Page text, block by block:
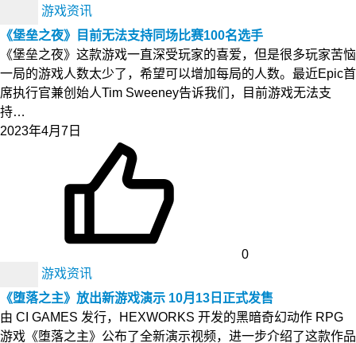
游戏资讯
《堡垒之夜》目前无法支持同场比赛100名选手
《堡垒之夜》这款游戏一直深受玩家的喜爱，但是很多玩家苦恼
一局的游戏人数太少了，希望可以增加每局的人数。最近Epic首
席执行官兼创始人Tim Sweeney告诉我们，目前游戏无法支
持…
2023年4月7日
0
游戏资讯
《堕落之主》放出新游戏演示 10月13日正式发售
由 CI GAMES 发行，HEXWORKS 开发的黑暗奇幻动作 RPG
游戏《堕落之主》公布了全新演示视频，进一步介绍了这款作品